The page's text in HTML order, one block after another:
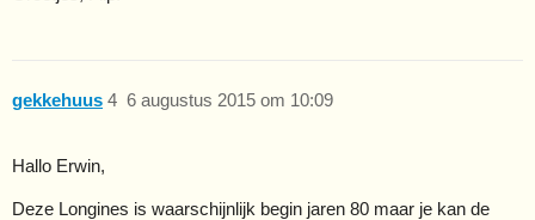
gekkehuus 6 augustus 2015 om 10:09
4
Hallo Erwin,
Deze Longines is waarschijnlijk begin jaren 80 maar je kan de